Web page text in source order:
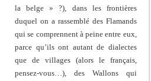
la belge » ?), dans les frontières
duquel on a rassemblé des Flamands
qui se comprennent à peine entre eux,
parce qu’ils ont autant de dialectes
que de villages (alors le français,
pensez-vous…), des Wallons qui